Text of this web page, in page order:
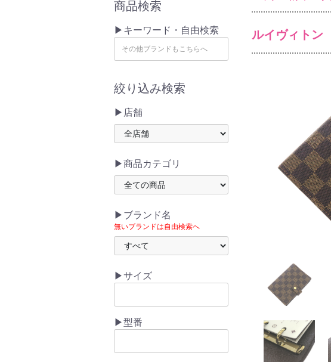
商品検索
▶キーワード・自由検索
絞り込み検索
▶店舗
▶商品カテゴリ
▶ブランド名
無いブランドは自由検索へ
▶サイズ
▶型番
ルイヴィトン